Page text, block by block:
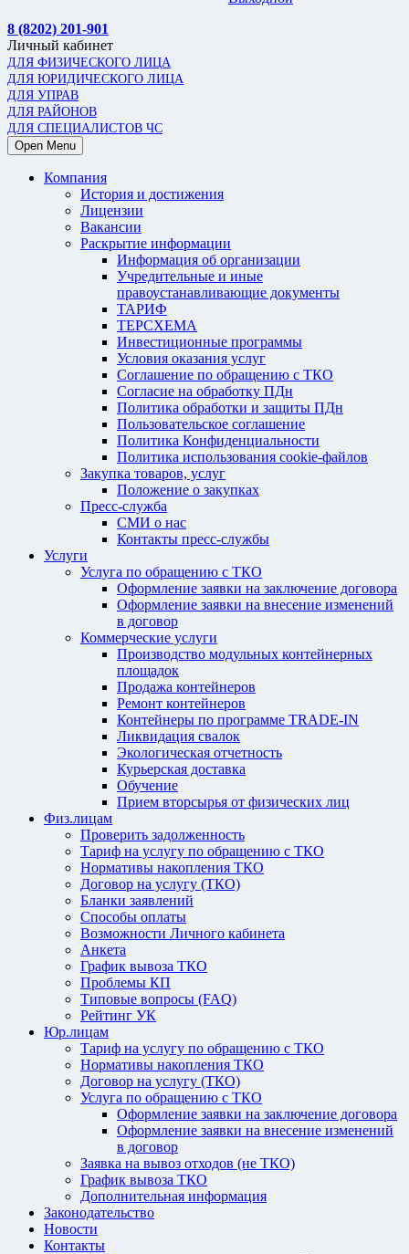
8 (8202) 201-901
Личный кабинет
ДЛЯ ФИЗИЧЕСКОГО ЛИЦА
ДЛЯ ЮРИДИЧЕСКОГО ЛИЦА
ДЛЯ УПРАВ
ДЛЯ РАЙОНОВ
ДЛЯ СПЕЦИАЛИСТОВ ЧС
Open Menu
Компания
История и достижения
Лицензии
Вакансии
Раскрытие информации
Информация об организации
Учредительные и иные
правоустанавливающие документы
ТАРИФ
ТЕРСХЕМА
Инвестиционные программы
Условия оказания услуг
Соглашение по обращению с ТКО
Согласие на обработку ПДн
Политика обработки и защиты ПДн
Пользовательское соглашение
Политика Конфиденциальности
Политика использования cookie-файлов
Закупка товаров, услуг
Положение о закупках
Пресс-служба
СМИ о нас
Контакты пресс-службы
Услуги
Услуга по обращению с ТКО
Оформление заявки на заключение договора
Оформление заявки на внесение изменений
в договор
Коммерческие услуги
Производство модульных контейнерных
площадок
Продажа контейнеров
Ремонт контейнеров
Контейнеры по программе TRADE-IN
Ликвидация свалок
Экологическая отчетность
Курьерская доставка
Обучение
Прием вторсырья от физических лиц
Физ.лицам
Проверить задолженность
Тариф на услугу по обращению с ТКО
Нормативы накопления ТКО
Договор на услугу (ТКО)
Бланки заявлений
Способы оплаты
Возможности Личного кабинета
Анкета
График вывоза ТКО
Проблемы КП
Типовые вопросы (FAQ)
Рейтинг УК
Юр.лицам
Тариф на услугу по обращению с ТКО
Нормативы накопления ТКО
Договор на услугу (ТКО)
Услуга по обращению с ТКО
Оформление заявки на заключение договора
Оформление заявки на внесение изменений
в договор
Заявка на вывоз отходов (не ТКО)
График вывоза ТКО
Дополнительная информация
Законодательство
Новости
Контакты